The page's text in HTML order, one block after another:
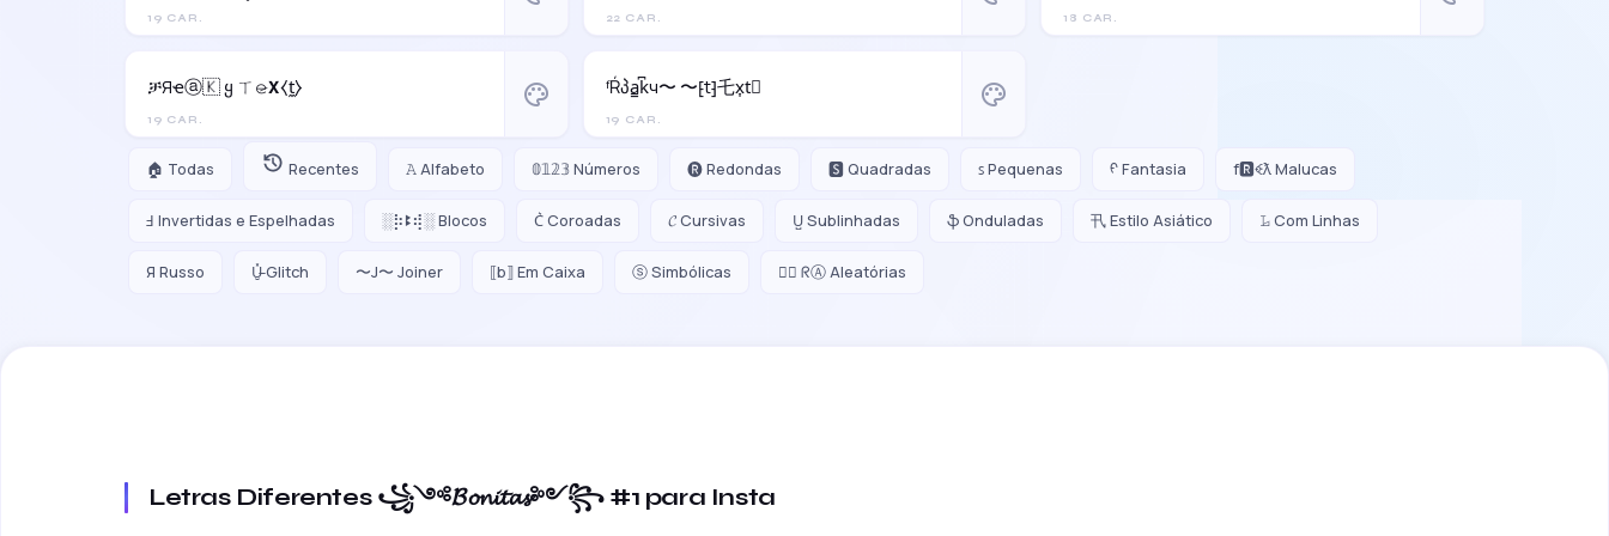
19 CAR. 22 CAR. 18 CAR.
19 CAR.
ቻЯҽⓐ🇰 ყ ㄒ𝚎̷𝝬⧼t̼⧽ palette
19 CAR.
ᶠŔპa̳k͆ч〜 〜⁅t⁆乇x͎t⃒ palette
🏠 Todas Recentes 𝙰 Alfabeto 𝟘𝟙𝟚𝟛 Números 🅡 Redondas 🆂 Quadradas ꜱ Pequenas ᠻ Fantasia f🆁ꈼƛ Malucas
Ⅎ Invertidas e Espelhadas ░⡷ꔪ⢾░ Blocos C͛ Coroadas 𝓒 Cursivas U̺ Sublinhadas ֆ Onduladas 卂 Estilo Asiático 𝙻̷ Com Linhas
Я Russo U̵̮̽ Glitch 〜J〜 Joiner ⟦b⟧ Em Caixa ⓢ Simbólicas 😵‍💫 ᖇⒶ Aleatórias
Letras Diferentes ꧁༺𝓑𝓸𝓷𝓲𝓽𝓪𝓼༻꧂ #1 para Insta